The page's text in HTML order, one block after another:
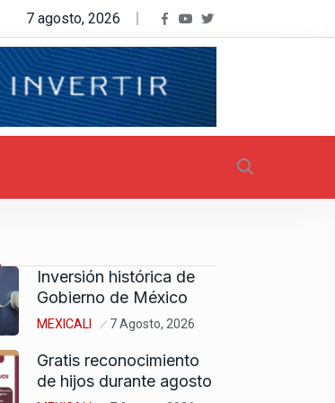
7 agosto, 2026
Inversión histórica de
Gobierno de México
MEXICALI 7 Agosto, 2026
Gratis reconocimiento
de hijos durante agosto